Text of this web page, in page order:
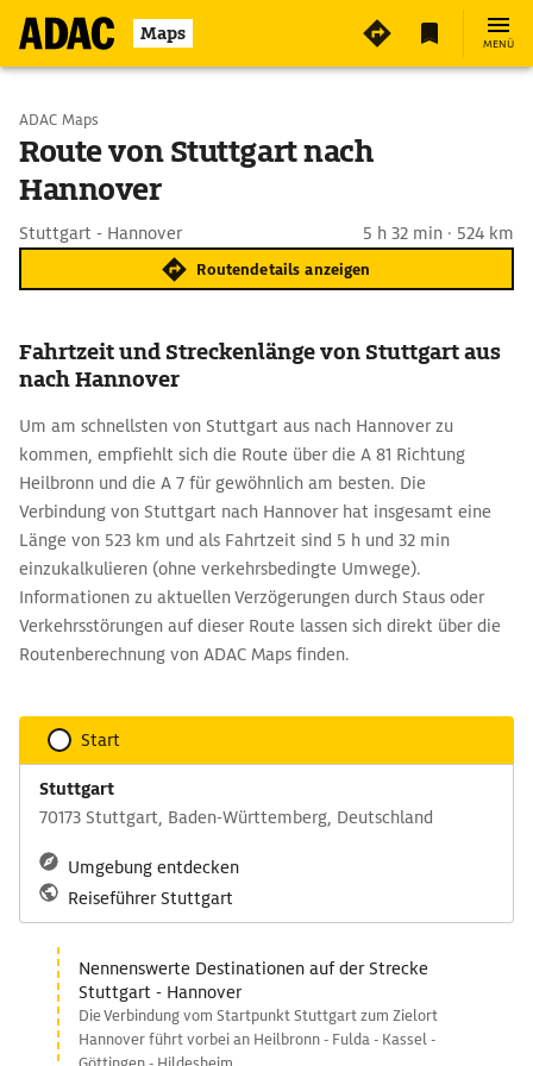
Maps MENÜ
Start wählen
Ziel eingeben
ADAC Maps
Route von Stuttgart nach
Hannover
Stuttgart - Hannover 5 h 32 min · 524 km
Routendetails anzeigen
Fahrtzeit und Streckenlänge von Stuttgart aus
nach Hannover
Um am schnellsten von Stuttgart aus nach Hannover zu
kommen, empfiehlt sich die Route über die A 81 Richtung
Heilbronn und die A 7 für gewöhnlich am besten. Die
Verbindung von Stuttgart nach Hannover hat insgesamt eine
Länge von 523 km und als Fahrtzeit sind 5 h und 32 min
einzukalkulieren (ohne verkehrsbedingte Umwege).
Informationen zu aktuellen Verzögerungen durch Staus oder
Verkehrsstörungen auf dieser Route lassen sich direkt über die
Routenberechnung von ADAC Maps finden.
Start
Stuttgart
70173 Stuttgart, Baden-Württemberg, Deutschland
Umgebung entdecken
Reiseführer Stuttgart
Nennenswerte Destinationen auf der Strecke
Stuttgart - Hannover
Die Verbindung vom Startpunkt Stuttgart zum Zielort
Hannover führt vorbei an Heilbronn - Fulda - Kassel -